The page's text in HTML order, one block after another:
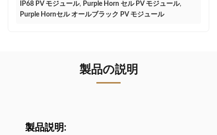
IP68 PV モジュール, Purple Horn セル PV モジュール,
Purple Hornセル オールブラック PV モジュール
製品の説明
製品説明: